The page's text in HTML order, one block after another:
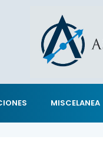
MISCELANEA